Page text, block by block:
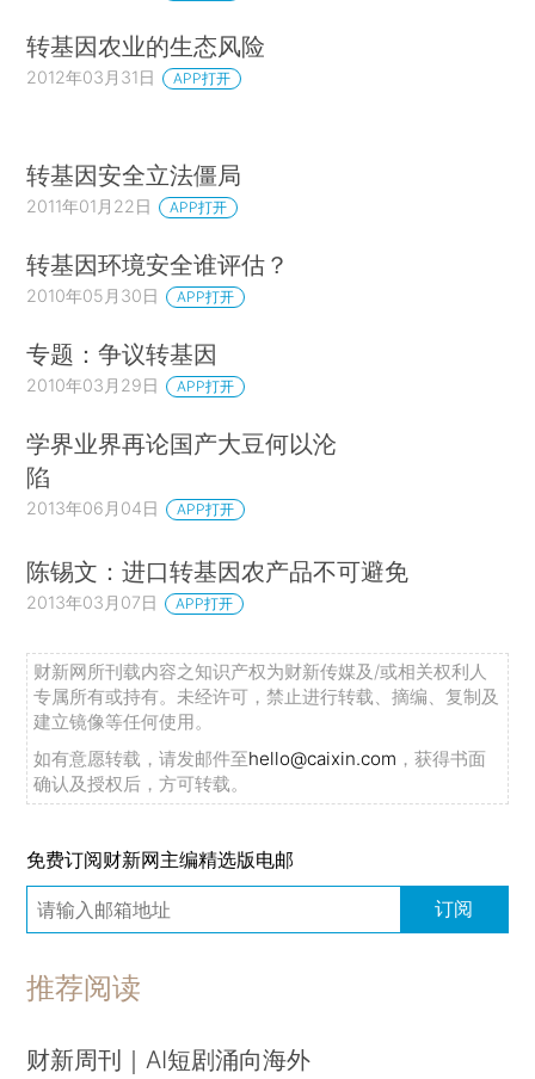
转基因农业的生态风险
2012年03月31日 APP打开
转基因安全立法僵局
2011年01月22日 APP打开
转基因环境安全谁评估？
2010年05月30日 APP打开
专题：争议转基因
2010年03月29日 APP打开
学界业界再论国产大豆何以沦
陷
2013年06月04日 APP打开
陈锡文：进口转基因农产品不可避免
2013年03月07日 APP打开
财新网所刊载内容之知识产权为财新传媒及/或相关权利人
专属所有或持有。未经许可，禁止进行转载、摘编、复制及
建立镜像等任何使用。
如有意愿转载，请发邮件至hello@caixin.com ，获得书面
确认及授权后，方可转载。
免费订阅财新网主编精选版电邮
订阅
推荐阅读
财新周刊｜AI短剧涌向海外